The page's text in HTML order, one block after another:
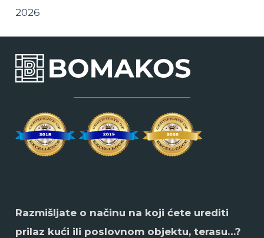
2026
Razmišljate o načinu na koji ćete urediti
prilaz kući ili poslovnom objektu, terasu…?